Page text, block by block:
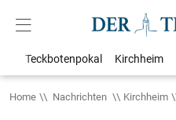
Teckbotenpokal Kirchheim
Home Nachrichten Kirchheim